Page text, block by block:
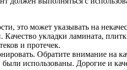
это может указывать на
укладки ламината,
и протечек.
Обратите внимание на
использованы. Дорогие и